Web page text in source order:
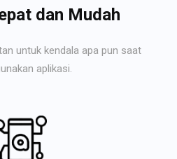
dan Mudah
untuk kendala apa pun saat
aplikasi.